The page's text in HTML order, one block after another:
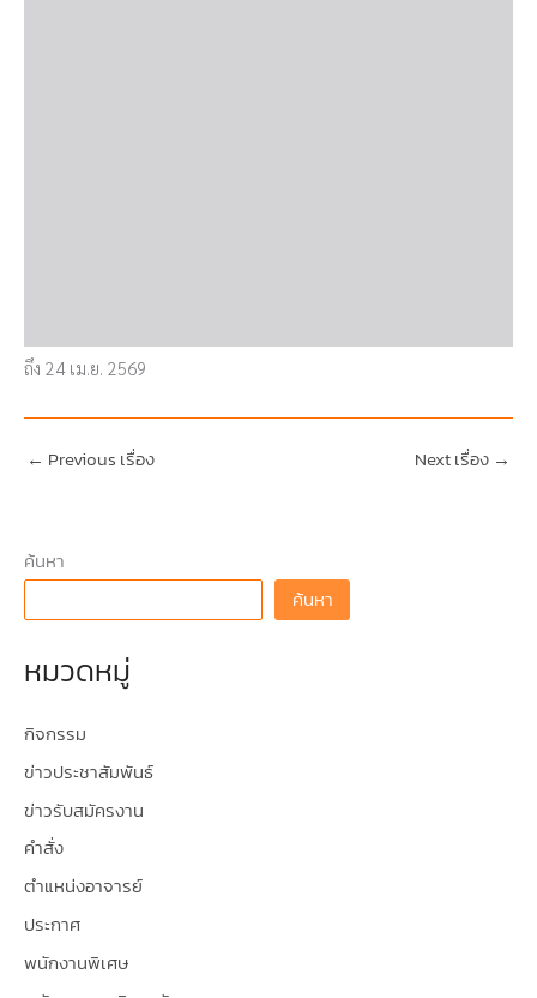
ถึง 24 เม.ย. 2569
← Previous เรื่อง Next เรื่อง →
ค้นหา
ค้นหา
หมวดหมู่
กิจกรรม
ข่าวประชาสัมพันธ์
ข่าวรับสมัครงาน
คำสั่ง
ตำแหน่งอาจารย์
ประกาศ
พนักงานพิเศษ